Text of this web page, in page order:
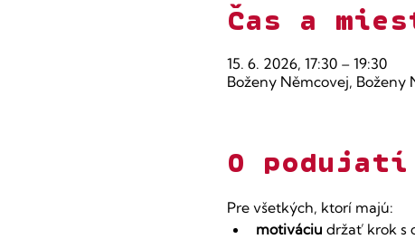
Čas a
15. 6. 2026, 17:30 – 19:30
Boženy Němcovej, Boženy
O podujatí
Pre všetkých, ktorí majú:
motiváciu držať krok s